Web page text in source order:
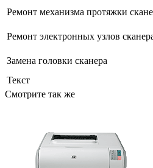
Ремонт механизма протяжки
Ремонт электронных узлов
Замена головки сканера
Текст
Смотрите так же